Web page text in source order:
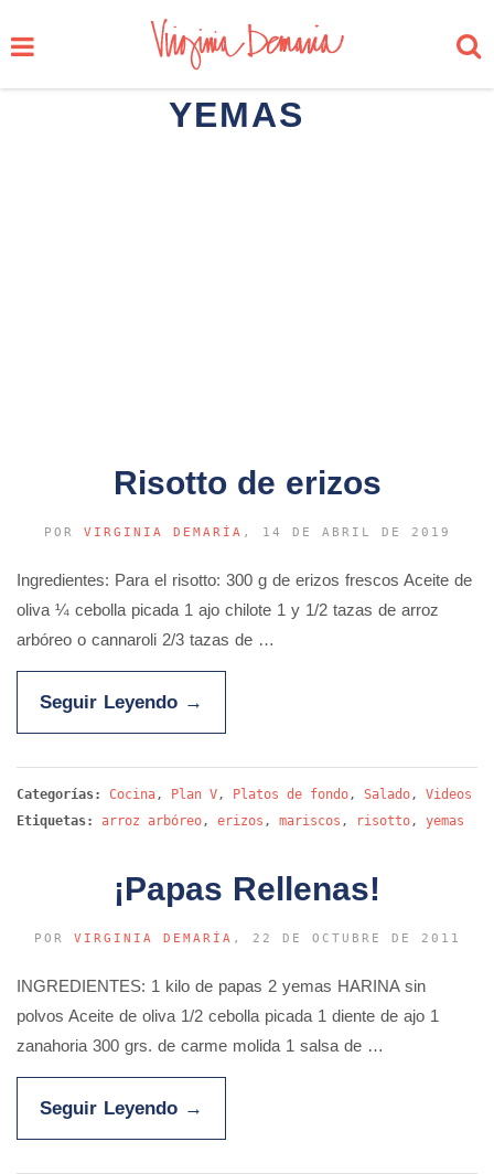
YEMAS
Risotto de erizos
POR VIRGINIA DEMARÍA , 14 DE ABRIL DE 2019
Ingredientes: Para el risotto: 300 g de erizos frescos Aceite de
oliva ¼ cebolla picada 1 ajo chilote 1 y 1/2 tazas de arroz
arbóreo o cannaroli 2/3 tazas de …
Seguir Leyendo →
Categorías: Cocina , Plan V , Platos de fondo , Salado , Videos
Etiquetas:
arroz arbóreo , erizos , mariscos , risotto , yemas
¡Papas Rellenas!
POR VIRGINIA DEMARÍA , 22 DE OCTUBRE DE 2011
INGREDIENTES: 1 kilo de papas 2 yemas HARINA sin
polvos Aceite de oliva 1/2 cebolla picada 1 diente de ajo 1
zanahoria 300 grs. de carme molida 1 salsa de …
Seguir Leyendo →